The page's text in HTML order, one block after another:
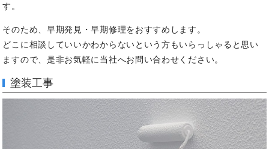
す。
そのため、早期発見・早期修理をおすすめします。
どこに相談していいかわからないという方もいらっしゃると思い
ますので、是非お気軽に当社へお問い合わせください。
塗装工事